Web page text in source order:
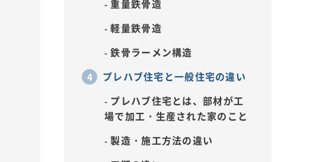
重量鉄骨造
軽量鉄骨造
鉄骨ラーメン構造
プレハブ住宅と一般住宅の違い
プレハブ住宅とは、部材が工
場で加工・生産された家のこと
製造・施工方法の違い